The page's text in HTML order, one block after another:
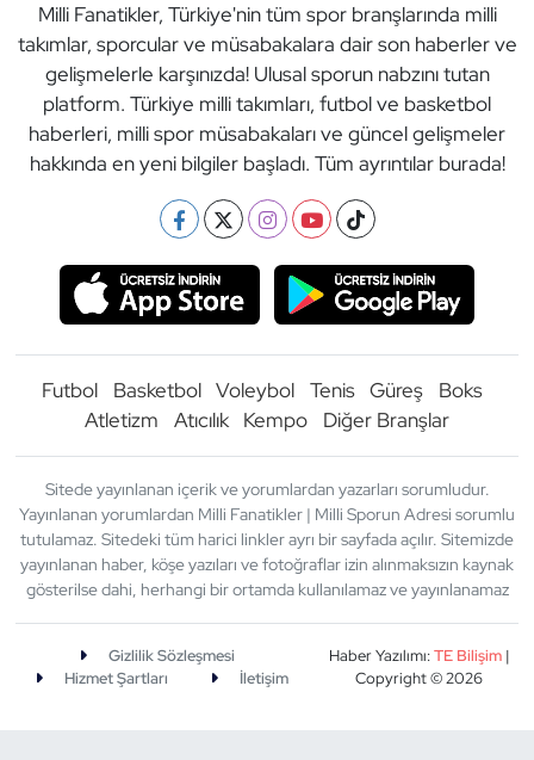
Milli Fanatikler, Türkiye'nin tüm spor branşlarında milli
takımlar, sporcular ve müsabakalara dair son haberler ve
gelişmelerle karşınızda! Ulusal sporun nabzını tutan
platform. Türkiye milli takımları, futbol ve basketbol
haberleri, milli spor müsabakaları ve güncel gelişmeler
hakkında en yeni bilgiler başladı. Tüm ayrıntılar burada!
Futbol Basketbol Voleybol Tenis Güreş
Boks
Atletizm
Atıcılık Kempo Diğer Branşlar
Sitede yayınlanan içerik ve yorumlardan yazarları sorumludur.
Yayınlanan yorumlardan Milli Fanatikler | Milli Sporun Adresi sorumlu
tutulamaz. Sitedeki tüm harici linkler ayrı bir sayfada açılır. Sitemizde
yayınlanan haber, köşe yazıları ve fotoğraflar izin alınmaksızın kaynak
gösterilse dahi, herhangi bir ortamda kullanılamaz ve yayınlanamaz
Gizlilik Sözleşmesi
Hizmet Şartları
İletişim
Haber Yazılımı:TE Bilişim|
Copyright © 2026